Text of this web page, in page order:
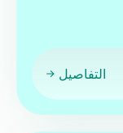
التفاصيل